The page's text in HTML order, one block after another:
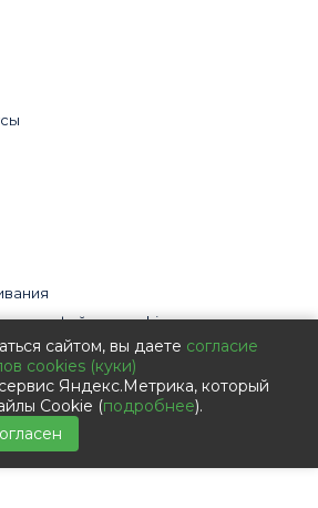
файлов cookies
данных с помощью сервиса
обработки персональных данных
персональных данных
сайтом, вы даете согласие
cookies (куки)
Яндекс.Метрика, который
Cookie (подробнее).